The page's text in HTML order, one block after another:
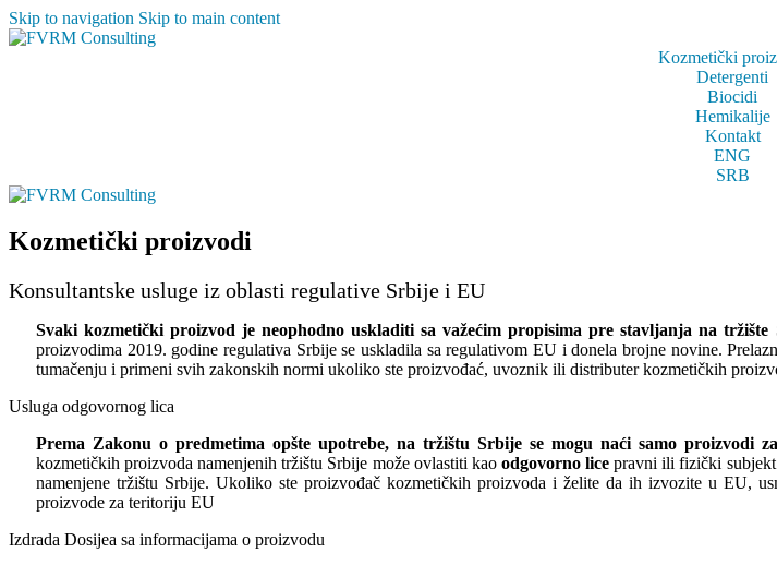
Skip to navigation Skip to main content
Kozmetički
Detergenti
Biocidi
Hemikalije
Kontakt
ENG
SRB
Kozmetički proizvodi
Konsultantske usluge iz oblasti regulative Srbije i EU
Svaki kozmetički proizvod je neophodno uskladiti sa važećim propisima pre stavljanja na
proizvodima 2019. godine regulativa Srbije se uskladila sa regulativom EU i donela brojne novine.
tumačenju i primeni svih zakonskih normi ukoliko ste proizvođać, uvoznik ili distributer kozmetičkih
Usluga odgovornog lica
Prema Zakonu o predmetima opšte upotrebe, na tržištu Srbije se mogu naći samo proizvodi
kozmetičkih proizvoda namenjenih tržištu Srbije može ovlastiti kao odgovorno lice pravni ili fizički subjekt
namenjene tržištu Srbije. Ukoliko ste proizvođač kozmetičkih proizvoda i želite da ih izvozite u EU,
proizvode za teritoriju EU
Izdrada Dosijea sa informacijama o proizvodu